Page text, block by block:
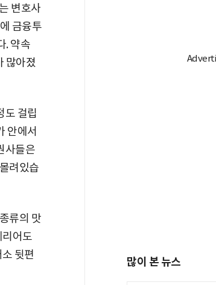
변호사
금융투
. 약속
많아졌
도 걸립
안에서
사들은
려있습
류의 맛
어도
뒷편
많이 본 뉴스